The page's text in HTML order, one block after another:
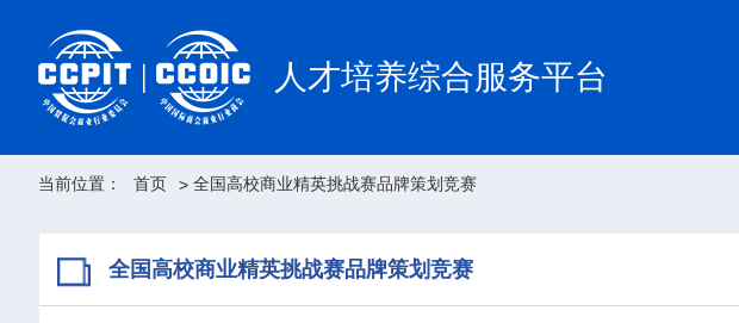
人才培养综合服务平台
当前位置： 首页 > 全国高校商业精英挑战赛品牌策划竞赛
全国高校商业精英挑战赛品牌策划竞赛